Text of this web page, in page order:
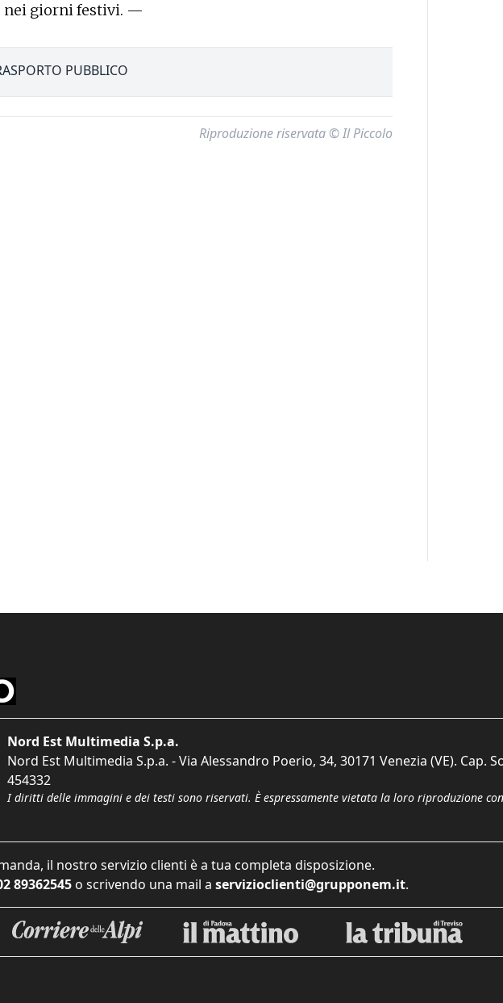
nei giorni festivi. —
PUBBLICO
Riproduzione riservata © Il Piccolo
Nord Est Multimedia S.p.a.
Nord Est Multimedia S.p.a. - Via Alessandro Poerio, 34, 30171 Venezia (VE). Cap.
454332
I diritti delle immagini e dei testi sono riservati. È espressamente vietata la loro riproduzione
il nostro servizio clienti è a tua completa disposizione.
89362545 o scrivendo una mail a servizioclienti@grupponem.it.